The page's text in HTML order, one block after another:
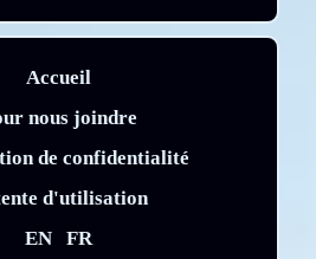
Accueil
nous joindre
de confidentialité
d'utilisation
EN
FR